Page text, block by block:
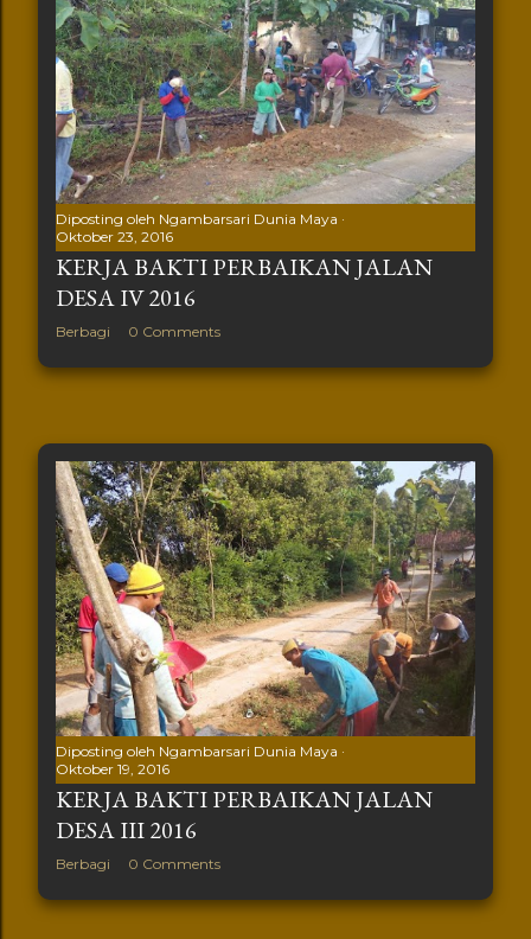
Diposting oleh Ngambarsari Dunia Maya
Oktober 23, 2016
KERJA BAKTI PERBAIKAN JALAN
DESA IV 2016
Berbagi 0 Comments
Diposting oleh Ngambarsari Dunia Maya
Oktober 19, 2016
KERJA BAKTI PERBAIKAN JALAN
DESA III 2016
Berbagi 0 Comments